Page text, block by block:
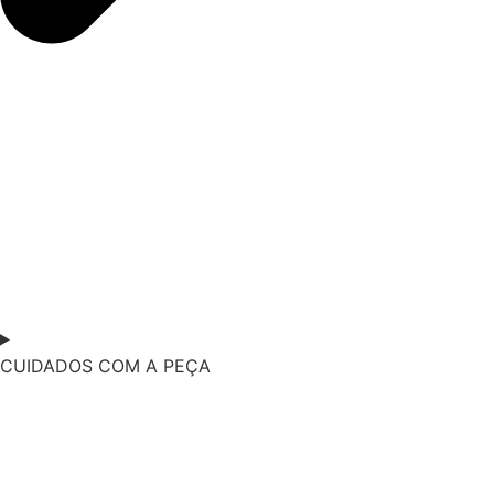
CUIDADOS COM A PEÇA